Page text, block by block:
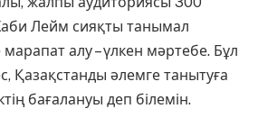
Лейм сияқты танымал
марапат алу – үлкен мәртебе. Бұл
Қазақстанды әлемге танытуға
бағалануы деп білемін.